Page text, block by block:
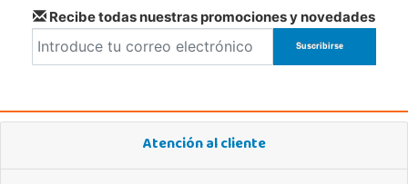
Recibe todas nuestras promociones y novedades
Atención al cliente